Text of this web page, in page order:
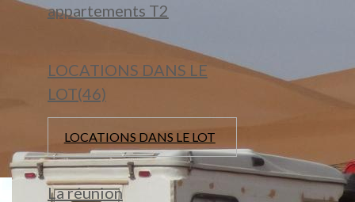
appartements T2
LOCATIONS DANS LE
LOT(46)
LOCATIONS DANS LE LOT
La réunion